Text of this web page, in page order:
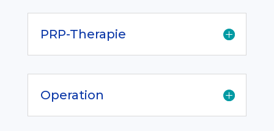
PRP-Therapie
Operation